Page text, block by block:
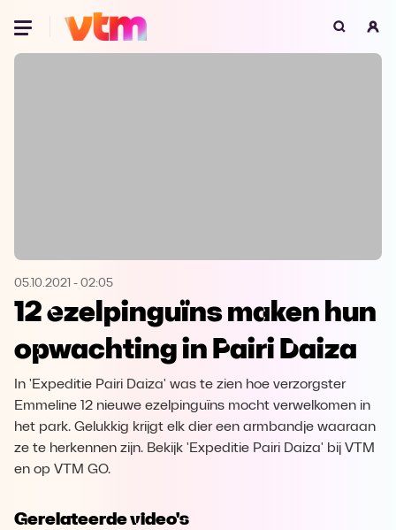
Oeps, browser niet ondersteund
Microsoft Edge Download
Opera Download
05.10.2021 - 02:05
12 ezelpinguïns maken hun
opwachting in Pairi Daiza
In 'Expeditie Pairi Daiza' was te zien hoe verzorgster
Emmeline 12 nieuwe ezelpinguïns mocht verwelkomen in
het park. Gelukkig krijgt elk dier een armbandje waaraan
ze te herkennen zijn. Bekijk 'Expeditie Pairi Daiza' bij VTM
en op VTM GO.
Gerelateerde video's